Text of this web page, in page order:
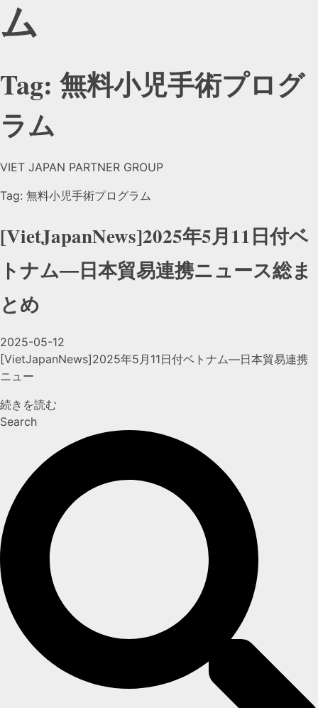
ム
Tag: 無料小児手術プログ
ラム
VIET JAPAN PARTNER GROUP
Tag: 無料小児手術プログラム
[VietJapanNews]2025年5月11日付ベ
トナム―日本貿易連携ニュース総ま
とめ
2025-05-12
[VietJapanNews]2025年5月11日付ベトナム―日本貿易連携
ニュー
続きを読む
Search